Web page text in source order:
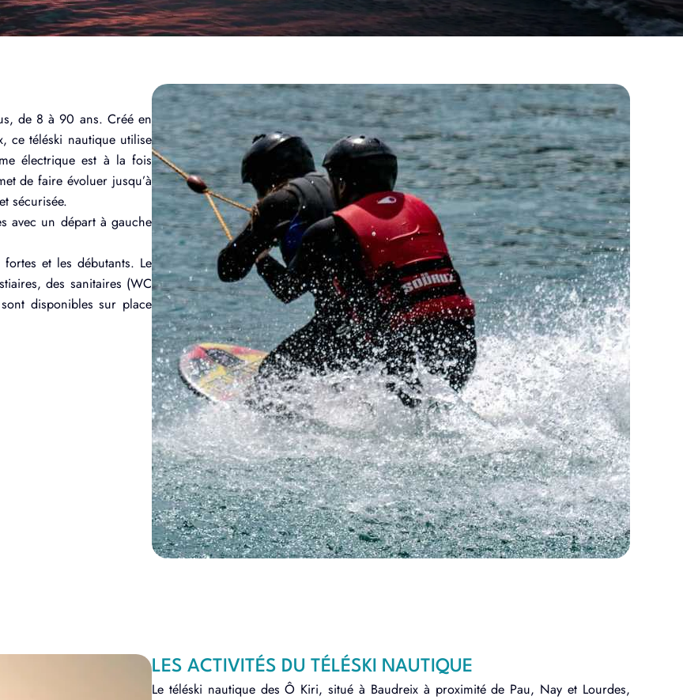
de 8 à 90 ans. Créé en
ce téléski nautique utilise
électrique est à la fois
de faire évoluer jusqu’à
sécurisée.
avec un départ à gauche
et les débutants. Le
des sanitaires (WC
disponibles sur place
LES ACTIVITÉS DU TÉLÉSKI NAUTIQUE
Le téléski nautique des Ô Kiri, situé à Baudreix à proximité de Pau, Nay et Lourdes,